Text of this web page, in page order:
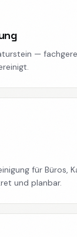
—
für Büros,
und planbar.